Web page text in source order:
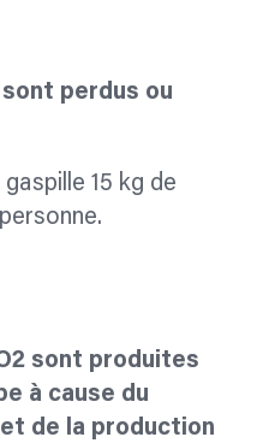
perdus ou
15 kg de
sont produites
à cause du
de la production